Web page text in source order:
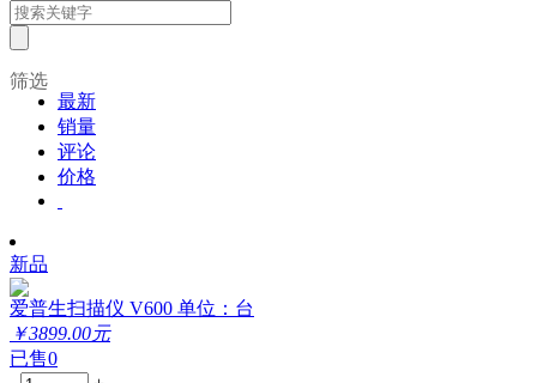
筛选
最新
销量
评论
价格
新品
爱普生扫描仪 V600 单位：台
￥3899.00元
已售0